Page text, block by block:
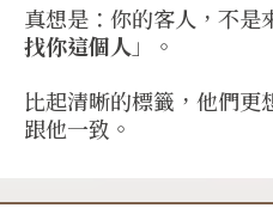
真想是：你的客人，不是
找你這個人 」。
比起清晰的標籤，他們更
跟他一致。